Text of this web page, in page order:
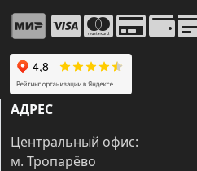
АДРЕС
Центральный офис:
м. Тропарёво